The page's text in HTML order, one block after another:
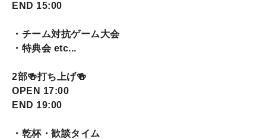
END 15:00
・チーム対抗ゲーム大会
・特典会 etc...
2部🍻打ち上げ🍻
OPEN 17:00
END 19:00
・乾杯・歓談タイム